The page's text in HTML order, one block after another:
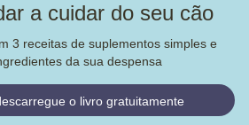
a cuidar do seu cão
3 receitas de suplementos simples e
da sua despensa
o livro gratuitamente